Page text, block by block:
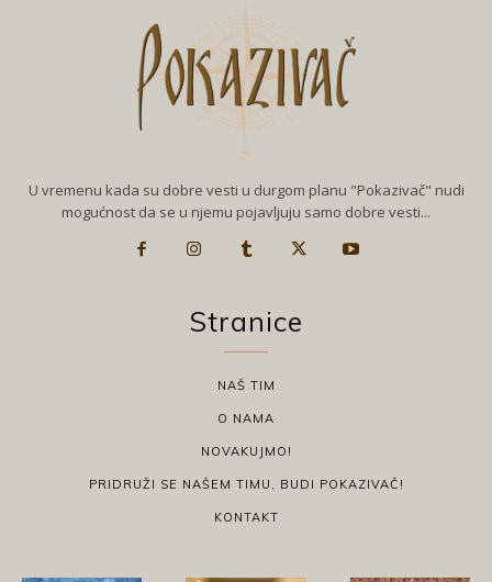
U vremenu kada su dobre vesti u durgom planu "Pokazivač" nudi
mogućnost da se u njemu pojavljuju samo dobre vesti...
Stranice
NAŠ TIM
O NAMA
NOVAKUJMO!
PRIDRUŽI SE NAŠEM TIMU, BUDI POKAZIVAČ!
KONTAKT